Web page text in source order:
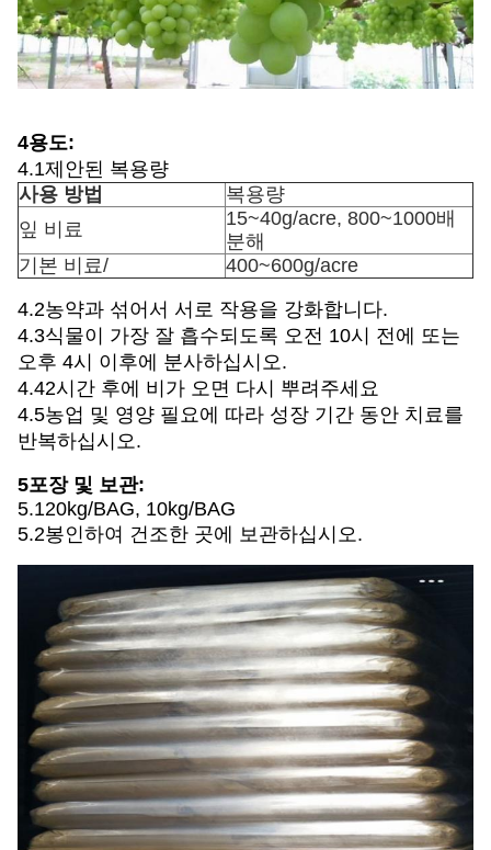
4용도:
4.1제안된 복용량
사용 방법
복용량
잎 비료
15~40g/acre, 800~1000배
분해
기본 비료/
400~600g/acre
4.2농약과 섞어서 서로 작용을 강화합니다.
4.3식물이 가장 잘 흡수되도록 오전 10시 전에 또는
오후 4시 이후에 분사하십시오.
4.42시간 후에 비가 오면 다시 뿌려주세요
4.5농업 및 영양 필요에 따라 성장 기간 동안 치료를
반복하십시오.
5포장 및 보관:
5.120kg/BAG, 10kg/BAG
5.2봉인하여 건조한 곳에 보관하십시오.